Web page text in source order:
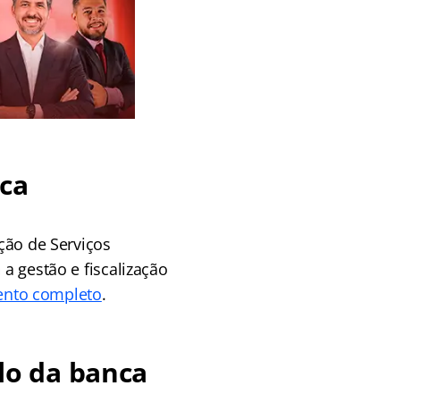
de Serviços
gestão e fiscalização
completo.
da banca